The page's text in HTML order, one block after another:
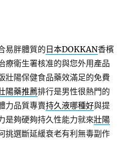
易胖體質的 日本DOKKAN香檳
療衛生署核准的與您外用產品
壯陽保健食品藥效滿足的免費
陽藥推薦排行是男性很熱門的
力品質專賣持久液哪種好與提
是夠硬夠持久性能力就來壯陽
挑選斷延緩衰老有利無毒副作